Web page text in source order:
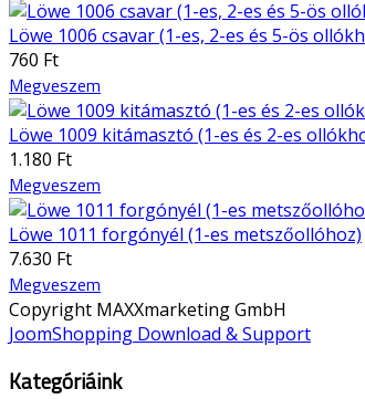
Löwe 1006 csavar (1-es, 2-es és 5-ös
760 Ft
Megveszem
Löwe 1009 kitámasztó (1-es és 2-es
1.180 Ft
Megveszem
Löwe 1011 forgónyél (1-es metszőollóhoz)
7.630 Ft
Megveszem
Copyright MAXXmarketing GmbH
JoomShopping Download & Support
Kategóriáink